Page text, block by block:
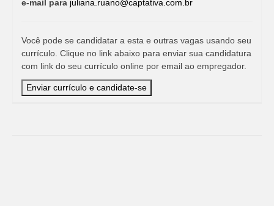
e-mail para juliana.ruano@captativa.com.br
Você pode se candidatar a esta e outras vagas usando seu
currículo. Clique no link abaixo para enviar sua candidatura
com link do seu currículo online por email ao empregador.